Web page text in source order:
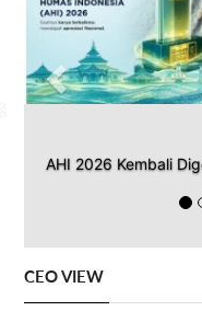
AHI 2026 Kembali
CEO VIEW